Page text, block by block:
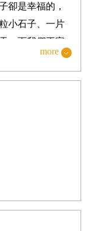
是幸福的，
小石子、一片
。而我們王家
；蓋在頭上，
豔文；圍成裙
然，這全看我
足智多謀。
望，希望老
我
浩浩蕩蕩遠征
總是撿最多
她還會叱罵幾
more